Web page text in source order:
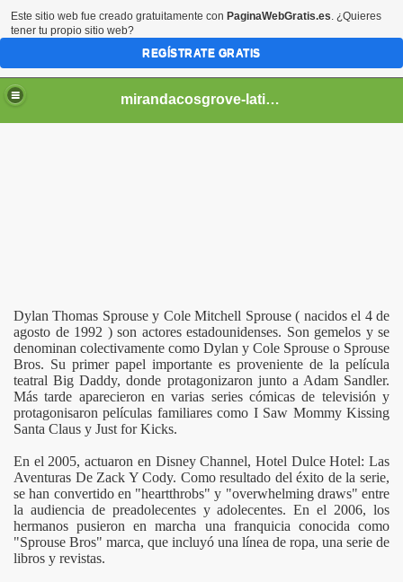
mirandacosgrove-latino
Dylan Thomas Sprouse y Cole Mitchell Sprouse ( nacidos el 4 de
agosto de 1992 ) son actores estadounidenses. Son gemelos y se
denominan colectivamente como Dylan y Cole Sprouse o Sprouse
Bros. Su primer papel importante es proveniente de la película
teatral Big Daddy, donde protagonizaron junto a Adam Sandler.
Más tarde aparecieron en varias series cómicas de televisión y
protagonisaron películas familiares como I Saw Mommy Kissing
Santa Claus y Just for Kicks.
En el 2005, actuaron en Disney Channel, Hotel Dulce Hotel: Las
Aventuras De Zack Y Cody. Como resultado del éxito de la serie,
se han convertido en "heartthrobs" y "overwhelming draws" entre
la audiencia de preadolecentes y adolecentes. En el 2006, los
hermanos pusieron en marcha una franquicia conocida como
"Sprouse Bros" marca, que incluyó una línea de ropa, una serie de
libros y revistas.
Este sitio web fue creado gratuitamente con PaginaWebGratis.es. ¿Quieres
tener tu propio sitio web?
REGÍSTRATE GRATIS